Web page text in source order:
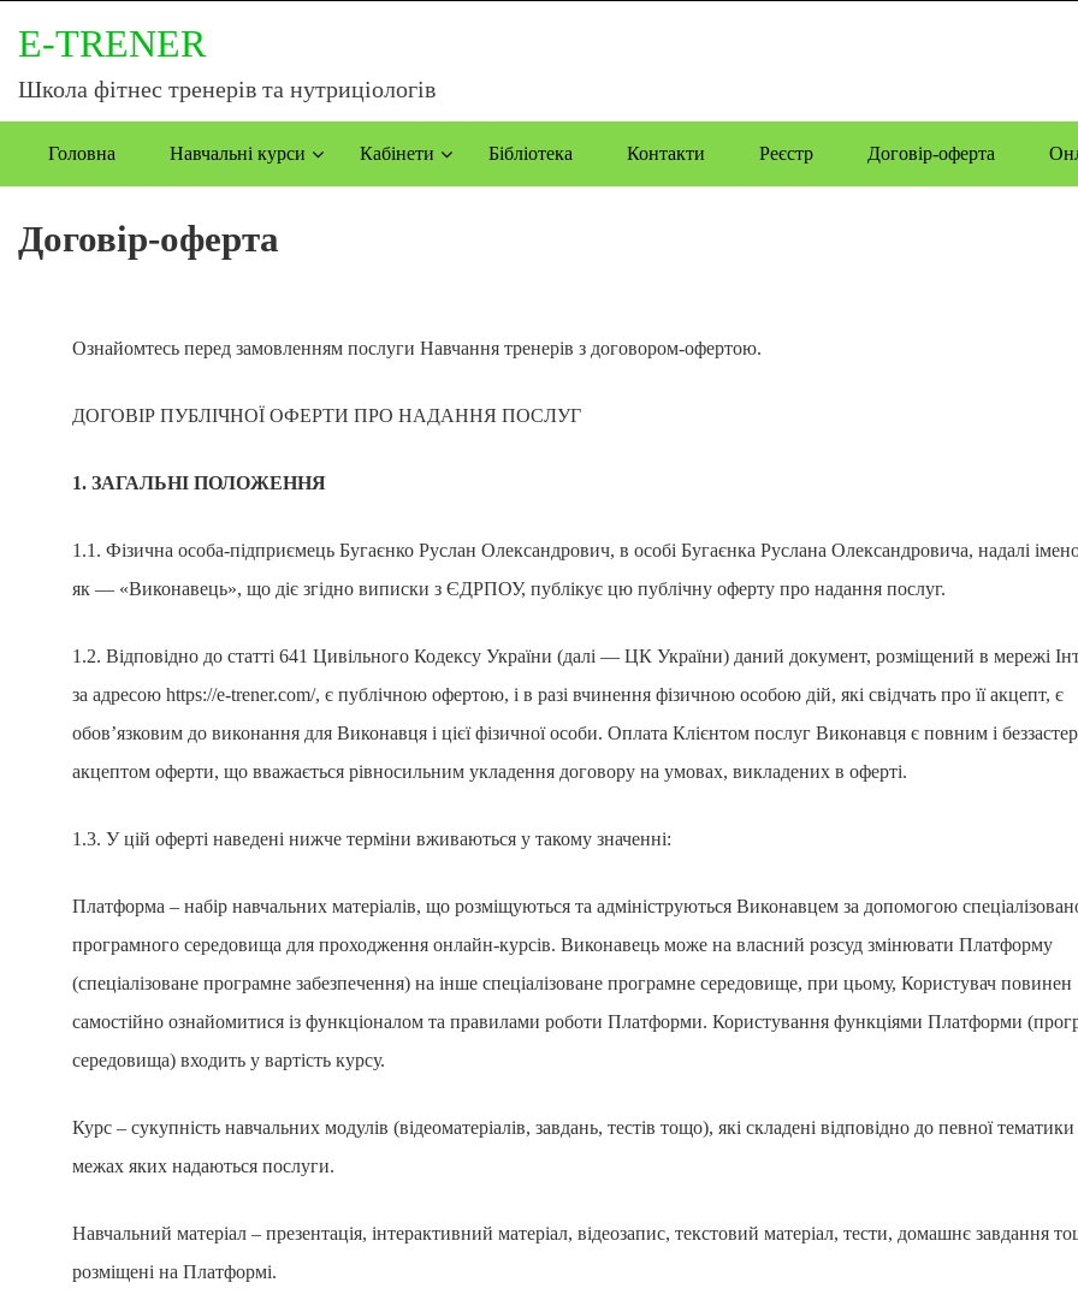
E-TRENER
Школа фітнес тренерів та нутриціологів
Головна Навчальні курси Кабінети Бібліотека Контакти Реєстр Договір-оферта
Договір-оферта
Ознайомтесь перед замовленням послуги Навчання тренерів з договором-офертою.
ДОГОВІР ПУБЛІЧНОЇ ОФЕРТИ ПРО НАДАННЯ ПОСЛУГ
1. ЗАГАЛЬНІ ПОЛОЖЕННЯ
1.1. Фізична особа-підприємець Бугаєнко Руслан Олександрович, в особі Бугаєнка Руслана Олександровича, надалі
як — «Виконавець», що діє згідно виписки з ЄДРПОУ, публікує цю публічну оферту про надання послуг.
1.2. Відповідно до статті 641 Цивільного Кодексу України (далі — ЦК України) даний документ, розміщений в мережі
за адресою https://e-trener.com/, є публічною офертою, і в разі вчинення фізичною особою дій, які свідчать про її акцепт, є
обов’язковим до виконання для Виконавця і цієї фізичної особи. Оплата Клієнтом послуг Виконавця є повним і
акцептом оферти, що вважається рівносильним укладення договору на умовах, викладених в оферті.
1.3. У цій оферті наведені нижче терміни вживаються у такому значенні:
Платформа – набір навчальних матеріалів, що розміщуються та адмініструються Виконавцем за допомогою
програмного середовища для проходження онлайн-курсів. Виконавець може на власний розсуд змінювати Платформу
(спеціалізоване програмне забезпечення) на інше спеціалізоване програмне середовище, при цьому, Користувач повинен
самостійно ознайомитися із функціоналом та правилами роботи Платформи. Користування функціями Платформи
середовища) входить у вартість курсу.
Курс – сукупність навчальних модулів (відеоматеріалів, завдань, тестів тощо), які складені відповідно до певної тематики
межах яких надаються послуги.
Навчальний матеріал – презентація, інтерактивний матеріал, відеозапис, текстовий матеріал, тести, домашнє завдання
розміщені на Платформі.